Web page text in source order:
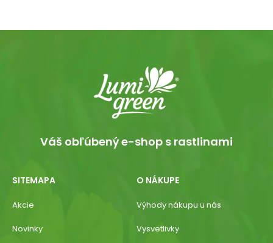
Váš obľúbený e-shop s rastlinami
SITEMAPA
Akcie
Novinky
O NÁKUPE
Výhody nákupu u nás
Vysvetlivky